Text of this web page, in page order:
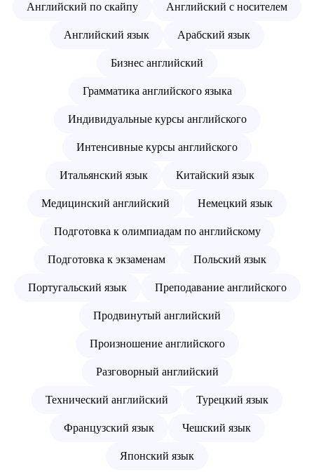
Английский по скайпу Английский с носителем
Английский язык Арабский язык
Бизнес английский
Грамматика английского языка
Индивидуальные курсы английского
Интенсивные курсы английского
Итальянский язык Китайский язык
Медицинский английский Немецкий язык
Подготовка к олимпиадам по английскому
Подготовка к экзаменам Польский язык
Португальский язык Преподавание английского
Продвинутый английский
Произношение английского
Разговорный английский
Технический английский Турецкий язык
Французский язык Чешский язык
Японский язык